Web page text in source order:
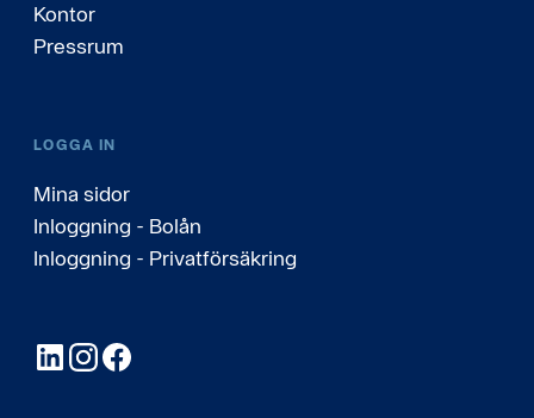
Kontor
Pressrum
LOGGA IN
Mina sidor
Inloggning - Bolån
Inloggning - Privatförsäkring
LinkedInInstagram